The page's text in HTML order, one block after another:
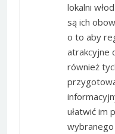
lokalni
są ich
o to aby
atrakcyjne
również
ułatwić im